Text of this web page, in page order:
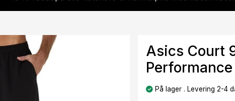
Asics Court
På lager . Levering 2-4